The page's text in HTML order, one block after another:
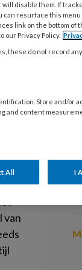
van
disable them. If
can resurface this
link on the bottom of
Privacy Policy.
these do not record
Store and/or
and content
All I